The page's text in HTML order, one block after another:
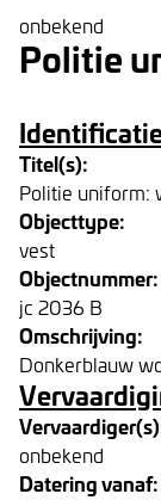
onbekend
Politie
Titel(s):
Politie uniform:
Objecttype:
vest
Objectnummer:
jc 2036 B
Omschrijving:
Donkerblauw
onbekend
Datering vanaf: